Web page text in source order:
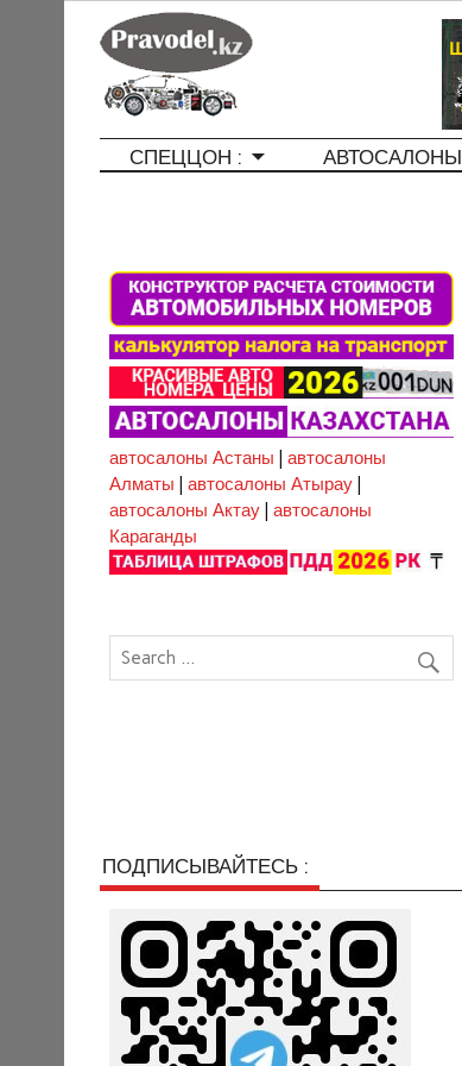
СПЕЦЦОН : АВТОСАЛОНЫ
автосалоны Астаны
автосалоны
Алматы
автосалоны Атырау|
автосалоны Актау| автосалоны
Караганды
ПОДПИСЫВАЙТЕСЬ :